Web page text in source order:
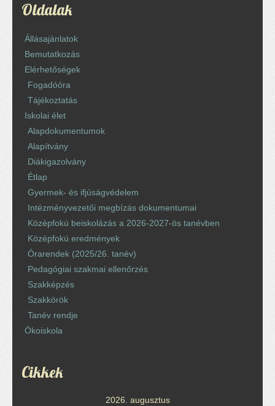
Oldalak
Állásajánlatok
Bemutatkozás
Elérhetőségek
Fogadóóra
Tájékoztatás
Iskolai élet
Alapdokumentumok
Alapítvány
Diákigazolvány
Étlap
Gyermek- és ifjúságvédelem
Intézményvezetői megbízás dokumentumai
Középfokú beiskolázás a 2026-2027-ös tanévben
Középfokú eredmények
Órarendek (2025/26. tanév)
Pedagógiai szakmai ellenőrzés
Szakképzés
Szakkörök
Tanév rendje
Ökoiskola
Cikkek
2026. augusztus